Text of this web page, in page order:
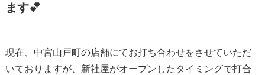
ます💕
現在、中宮山戸町の店舗にてお打ち合わせをさせていただ
いておりますが、新社屋がオープンしたタイミングで打合